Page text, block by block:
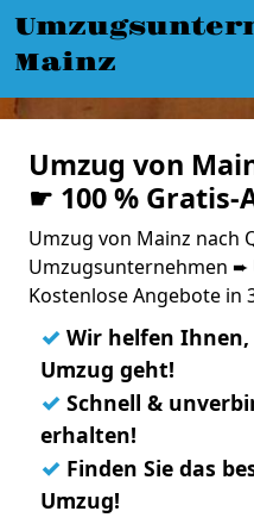
Mainz
Umzug von
☛ 100 % Gratis-
Umzug von Mainz nach
Umzugsunternehmen ➨
Kostenlose Angebote in
✓ Wir helfen
Umzug geht!
✓ Schnell &
erhalten!
✓ Finden Sie das
Umzug!